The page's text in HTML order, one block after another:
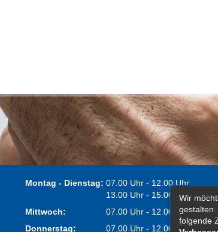
Montag - Dienstag: 07.00 Uhr - 12.00 Uhr
13.00 Uhr - 15.00 Uhr
Mittwoch:
07.00 Uhr - 12.00 Uhr
Donnerstag:
07.00 Uhr - 12.00 Uhr
Wir
folgende